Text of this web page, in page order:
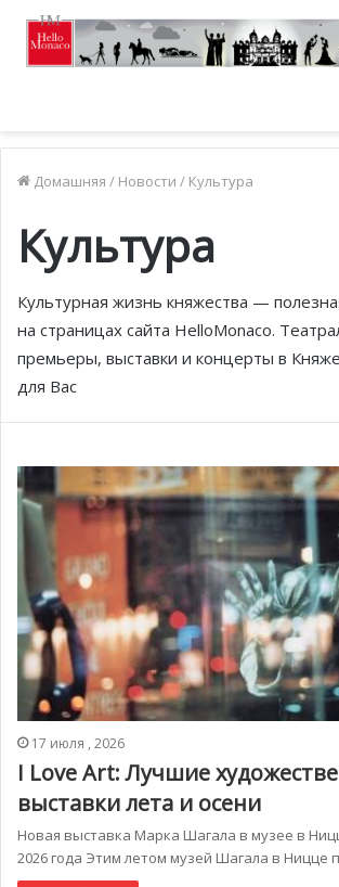
Домашняя / Новости / Культура
Культура
Культурная жизнь княжества —
на страницах сайта HelloMonaco.
премьеры, выставки и концерты в
для Вас
17 июля , 2026
I Love Art: Лучшие
выставки лета и осени
Новая выставка Марка Шагала в музее в
2026 года Этим летом музей Шагала в Ницце